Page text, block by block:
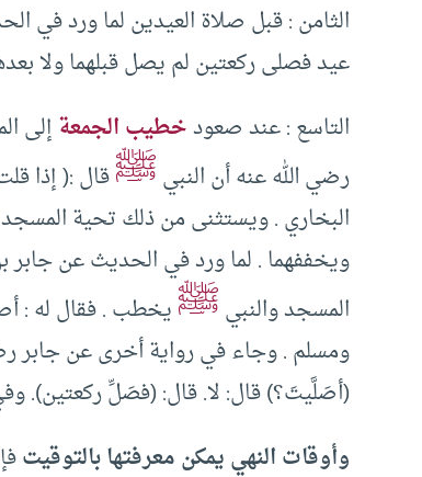
الثامن : قبل صلاة العيدين لما ورد في
عيد فصلى ركعتين لم يصل قبلهما ولا
التاسع : عند صعودخطيب الجمعةإلى
رضي الله عنه أن النبيﷺقال :( إذا
البخاري . ويستثنى من ذلك تحية
ويخففهما . لما ورد في الحديث عن جابر
المسجد والنبيﷺيخطب . فقال له :
ومسلم . وجاء في رواية أخرى عن جابر
(أصَلَّيتَ؟) قال: لا. قال: (فصَلِّ ركعتين).
وأوقات النهي يمكن معرفتها بالتوقيت